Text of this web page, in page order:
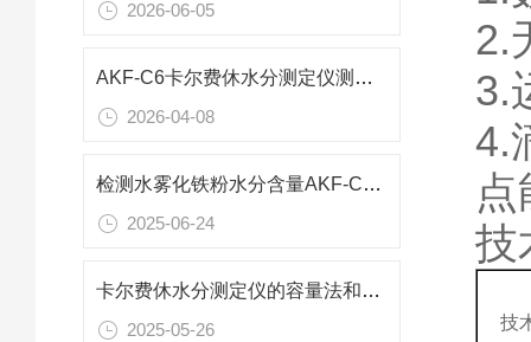
2026-06-05
AKF-C6卡尔费休水分测定仪测定化工溶剂四氯乙烯中的水分含量
2026-04-08
检测水雾化铁粉水分含量AKF-CH7卡尔费休水分测定仪
2025-06-24
卡尔费休水分测定仪的容量法和库仑法分别适用于哪些样品的水分测定？
2025-05-26
2.
3.
4.
技
技